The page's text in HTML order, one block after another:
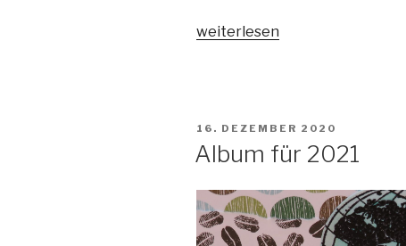
„Stern-
weiterlesen
VERÖFFENTLICHT
16. DEZEMBER 2020
Album für 2021